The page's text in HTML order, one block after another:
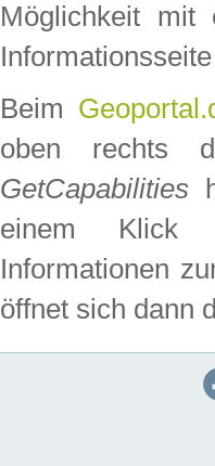
Möglichkeit mit
Beim
oben rechts
GetCapabilities
einem Klick
Informationen
öffnet sich dann